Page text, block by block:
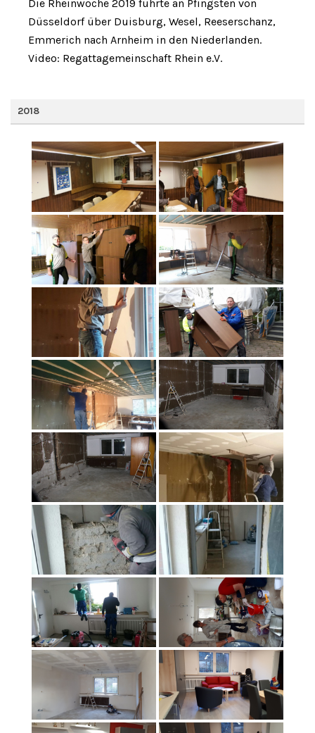
Die Rheinwoche 2019 führte an Pfingsten von
Düsseldorf über Duisburg, Wesel, Reeserschanz,
Emmerich nach Arnheim in den Niederlanden.
Video: Regattagemeinschaft Rhein e.V.
2018